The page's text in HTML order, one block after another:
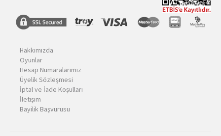
Hakkımızda
Oyunlar
Hesap Numaralarımız
Üyelik Sözleşmesi
İptal ve İade Koşulları
İletişim
Bayilik Başvurusu